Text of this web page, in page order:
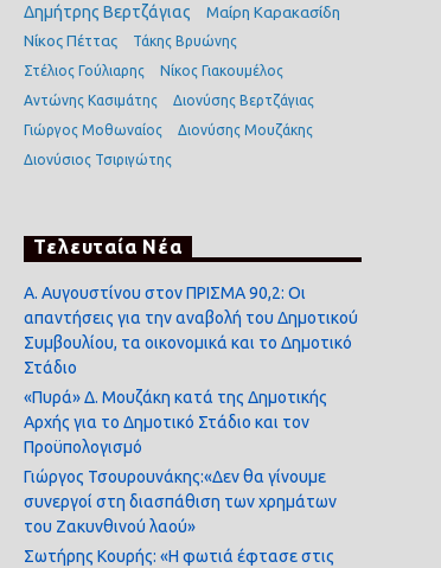
Δημήτρης Βερτζάγιας
Μαίρη Καρακασίδη
Νίκος Πέττας
Τάκης Βρυώνης
Στέλιος Γούλιαρης
Νίκος Γιακουμέλος
Αντώνης Κασιμάτης
Διονύσης Βερτζάγιας
Γιώργος Μοθωναίος
Διονύσης Μουζάκης
Διονύσιος Τσιριγώτης
Τελευταία Νέα
Α. Αυγουστίνου στον ΠΡΙΣΜΑ 90,2: Οι
απαντήσεις για την αναβολή του Δημοτικού
Συμβουλίου, τα οικονομικά και το Δημοτικό
Στάδιο
«Πυρά» Δ. Μουζάκη κατά της Δημοτικής
Αρχής για το Δημοτικό Στάδιο και τον
Προϋπολογισμό
Γιώργος Τσουρουνάκης:«Δεν θα γίνουμε
συνεργοί στη διασπάθιση των χρημάτων
του Ζακυνθινού λαού»
Σωτήρης Κουρής: «Η φωτιά έφτασε στις